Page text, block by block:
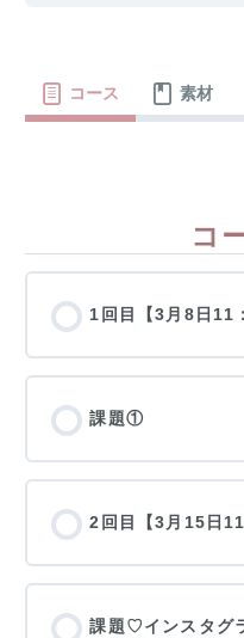
コース 素材
コ
1回目【3月8日11
課題①
2回目【3月15日
課題♡インスタグ